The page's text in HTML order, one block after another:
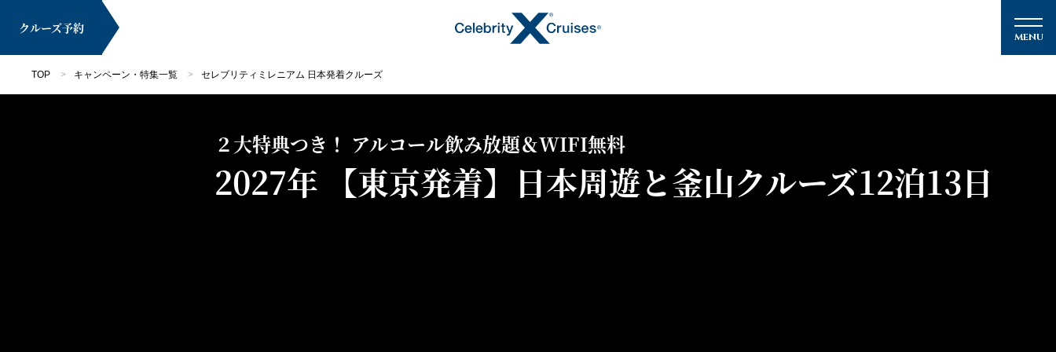
クルーズ予約
TOP キャンペーン・特集一覧 セレブリティミレニアム 日本発着クルーズ
２大特典つき！ アルコール飲み放題＆WIFI無料
2027年 【東京発着】日本周遊と釜山クルーズ12泊13日